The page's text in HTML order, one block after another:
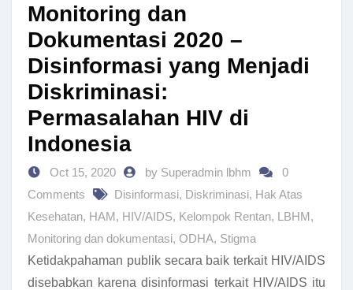
Monitoring dan
Dokumentasi 2020 –
Disinformasi yang Menjadi
Diskriminasi:
Permasalahan HIV di
Indonesia
Oct 15, 2020 by Superadmin lbhm
0
Comments
Disinformasi, Diskriminasi, Hak Atas
Kesehatan, HAM, HIV/AIDS, Kelompok Rentan, LBHM,
Monitoring dan dokumentasi, ODHA, Stigma
Ketidakpahaman publik secara baik terkait HIV/AIDS
disebabkan karena disinformasi terkait HIV/AIDS itu